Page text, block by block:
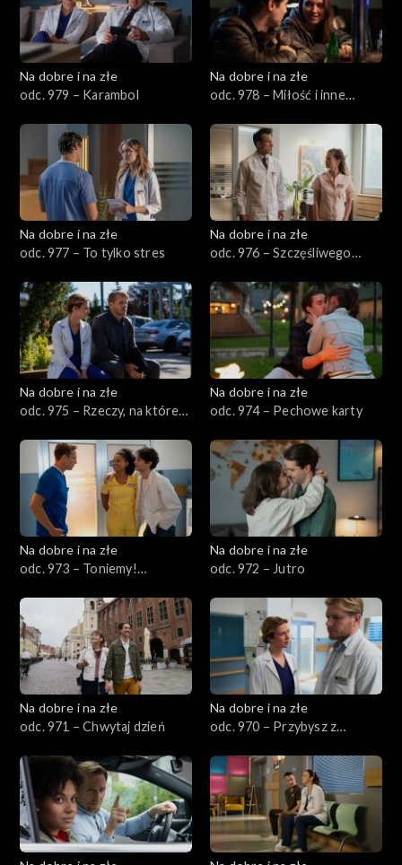
Na dobre i na złe
odc. 979 – Karambol
Na dobre i na złe
odc. 978 – Miłość i inne
Na dobre i na złe
odc. 977 – To tylko stres
Na dobre i na złe
odc. 976 – Szczęśliwego
Na dobre i na złe
odc. 975 – Rzeczy, na które
Na dobre i na złe
odc. 974 – Pechowe karty
Na dobre i na złe
odc. 973 – Toniemy!
Na dobre i na złe
odc. 972 – Jutro
Na dobre i na złe
odc. 971 – Chwytaj dzień
Na dobre i na złe
odc. 970 – Przybysz z